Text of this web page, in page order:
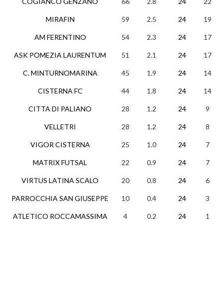
MIRAFIN
AM FERENTINO
ASK POMEZIA LAURENTUM
C. MINTURNOMARINA
CISTERNA FC
CITTA DI PALIANO
VELLETRI
VIGOR CISTERNA
MATRIX FUTSAL
VIRTUS LATINA SCALO
PARROCCHIA SAN GIUSEPPE
ATLETICO ROCCAMASSIMA
59 2.5 24 19
54 2.3 24 17
51 2.1 24 17
45 1.9 24 14
44 1.8 24 14
28 1.2 24 9
28 1.2 24 8
25 1.0 24 7
22 0.9 24 7
20 0.8 24 6
10 0.4 24 3
4 0.2 24 1